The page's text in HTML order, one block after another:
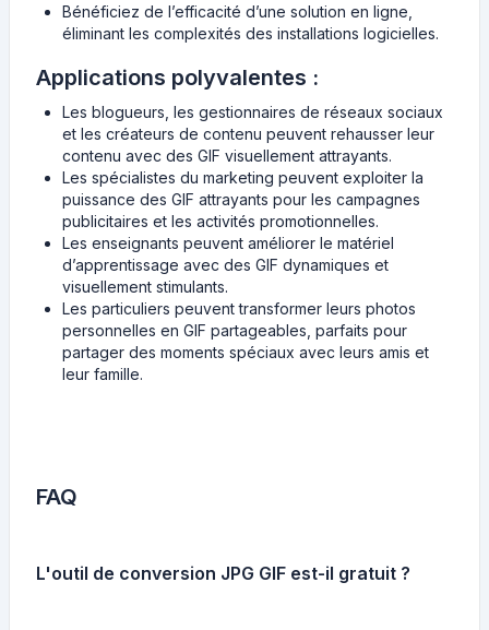
Bénéficiez de l’efficacité d’une solution en ligne,
éliminant les complexités des installations logicielles.
Applications polyvalentes :
Les blogueurs, les gestionnaires de réseaux sociaux
et les créateurs de contenu peuvent rehausser leur
contenu avec des GIF visuellement attrayants.
Les spécialistes du marketing peuvent exploiter la
puissance des GIF attrayants pour les campagnes
publicitaires et les activités promotionnelles.
Les enseignants peuvent améliorer le matériel
d’apprentissage avec des GIF dynamiques et
visuellement stimulants.
Les particuliers peuvent transformer leurs photos
personnelles en GIF partageables, parfaits pour
partager des moments spéciaux avec leurs amis et
leur famille.
FAQ
L'outil de conversion JPG GIF est-il gratuit ?